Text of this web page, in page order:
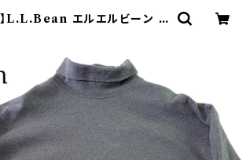
】L.L.Bean エルエルビーン タ